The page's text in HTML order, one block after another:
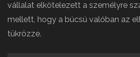
vállalat elkötelezett a személyre
mellett, hogy a búcsú valóban az
tükrözze.